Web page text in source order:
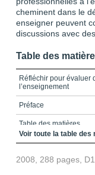
cheminent dans le
enseigner peuvent
discussions avec
Table des
Réfléchir pour évaluer
l’enseignement
Préface
Table des matières
Évaluer des
L'évaluation intégrée à
Voir toute la table des
2008, 288 pages,